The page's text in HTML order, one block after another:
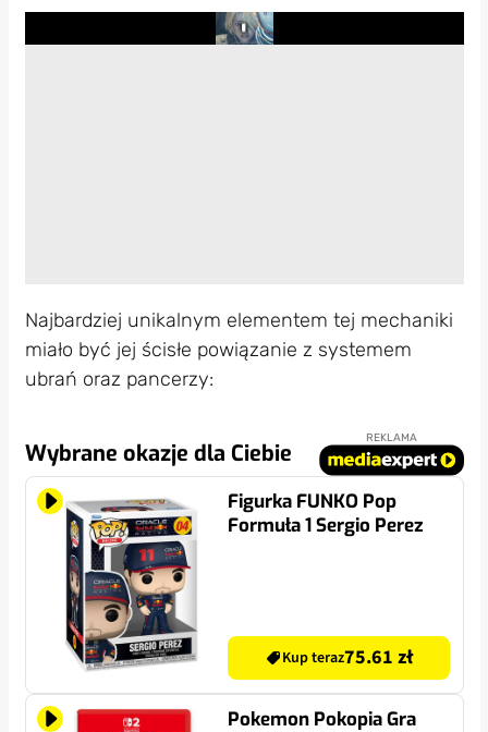
Play
Najbardziej unikalnym elementem tej mechaniki
miało być jej ścisłe powiązanie z systemem
ubrań oraz pancerzy:
Wybrane okazje dla Ciebie
REKLAMA
Figurka FUNKO Pop
Formuła 1 Sergio Perez
Kup teraz75.61 zł
Pokemon Pokopia Gra